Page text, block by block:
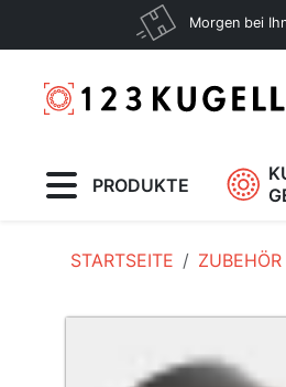
Morgen bei
PRODUKTE
STARTSEITE